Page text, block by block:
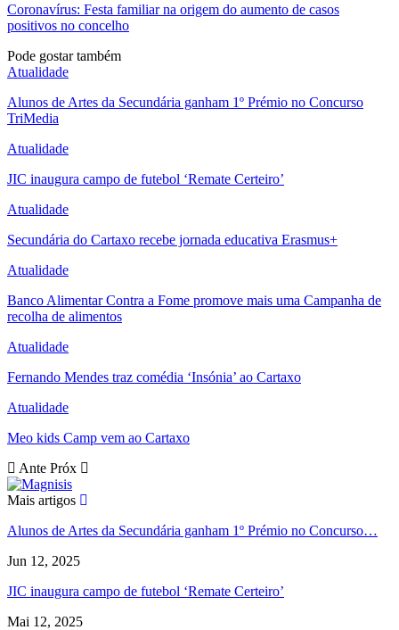
Coronavírus: Festa familiar na origem do aumento de casos
positivos no concelho
Pode gostar também
Atualidade
Alunos de Artes da Secundária ganham 1º Prémio no Concurso
TriMedia
Atualidade
JIC inaugura campo de futebol ‘Remate Certeiro’
Atualidade
Secundária do Cartaxo recebe jornada educativa Erasmus+
Atualidade
Banco Alimentar Contra a Fome promove mais uma Campanha de
recolha de alimentos
Atualidade
Fernando Mendes traz comédia ‘Insónia’ ao Cartaxo
Atualidade
Meo kids Camp vem ao Cartaxo
Ante Próx
Mais artigos
Alunos de Artes da Secundária ganham 1º Prémio no Concurso…
Jun 12, 2025
JIC inaugura campo de futebol ‘Remate Certeiro’
Mai 12, 2025